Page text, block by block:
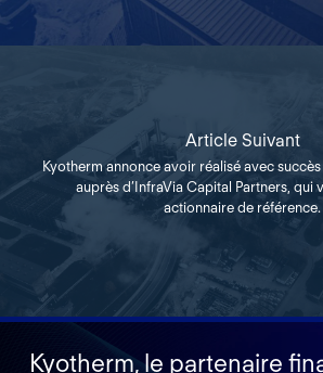
Article Suivant
Kyotherm annonce avoir réalisé avec
auprès d’InfraVia Capital Partners, qui
actionnaire de référence.
Kyotherm, le partenaire